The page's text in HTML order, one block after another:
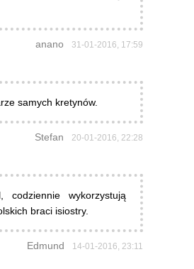
anano 31-01-2016, 17:59
samych kretynów.
Stefan 20-01-2016, 22:28
wykorzystują
braci isiostry.
Edmund 14-01-2016, 23:11